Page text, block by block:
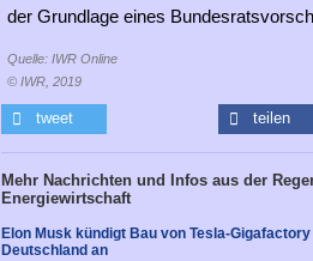
der Grundlage eines
Quelle: IWR Online
© IWR, 2019
tweet teilen
Mehr Nachrichten und Infos aus der
Energiewirtschaft
Elon Musk kündigt Bau von Tesla-Gigafactory
Deutschland an